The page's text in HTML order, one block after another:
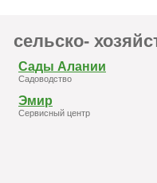
сельско-
Сады Алании
Садоводство
Эмир
Сервисный центр